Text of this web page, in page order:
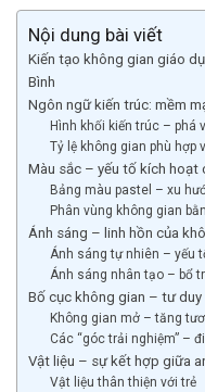
Nội dung bài viết
Kiến tạo không gian giáo
Bình
Ngôn ngữ kiến trúc: mềm
Hình khối kiến trúc – phá
Tỷ lệ không gian phù hợp
Màu sắc – yếu tố kích
Bảng màu pastel – xu
Phân vùng không gian
Ánh sáng – linh hồn của
Ánh sáng tự nhiên – yếu
Ánh sáng nhân tạo – bổ
Bố cục không gian – tư
Không gian mở – tăng
Các “góc trải nghiệm” –
Vật liệu – sự kết hợp giữa
Vật liệu thân thiện với trẻ